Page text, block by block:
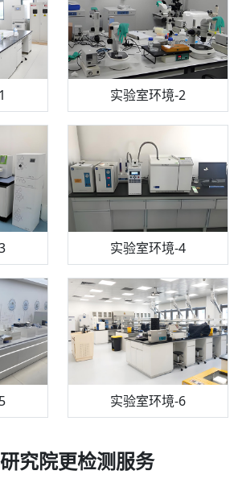
实验室环境-2
实验室环境-4
实验室环境-6
1 机构质检技术员-2
3 机构质检技术员-4
5 机构质检技术员-6
箱 电感耦合等离子体光谱仪
流式细胞仪
万能力学试验仪
究院更检测服务